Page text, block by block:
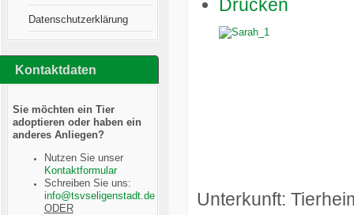
Datenschutzerklärung
Kontaktdaten
Sie möchten ein Tier
adoptieren oder haben ein
anderes Anliegen?
Nutzen Sie unser
Kontaktformular
Schreiben Sie uns:
ODER
Drucken
Unterkunft: